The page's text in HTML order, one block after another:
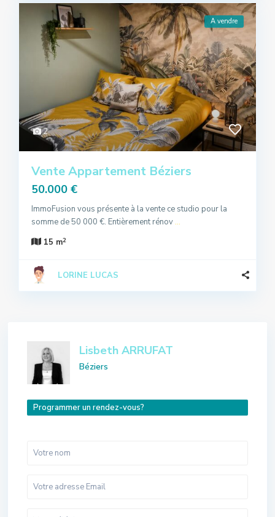
2
A vendre
Vente Appartement Béziers
50.000 €
ImmoFusion vous présente à la vente ce studio pour la
somme de 50 000 €. Entièrement rénov ...
15 m2
LORINE LUCAS
Lisbeth ARRUFAT
Béziers
Programmer un rendez-vous?